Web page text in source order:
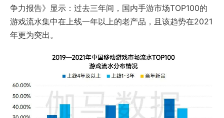
争力报告》显示：过去三年间，国内手游市场TOP100的
游戏流水集中在上线一年以上的老产品，且该趋势在2021
年更为突出。